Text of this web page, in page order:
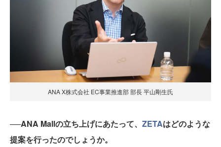
ANA X株式会社 EC事業推進部 部長 平山剛生氏
──ANA Mallの立ち上げにあたって、 ZETAはどのような
提案を行ったのでしょうか。